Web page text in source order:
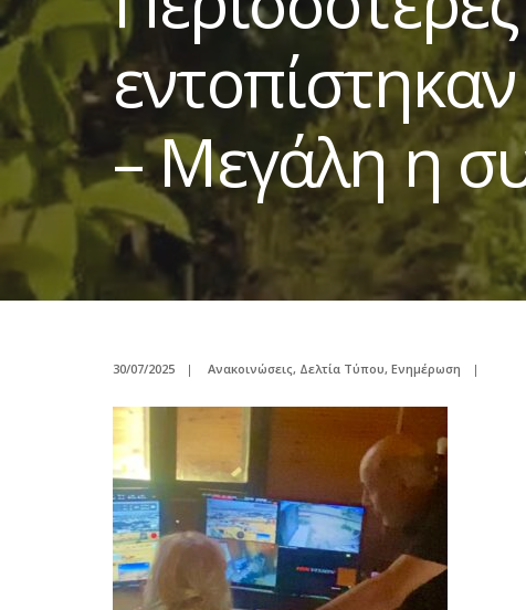
– Μεγάλη η
30/07/2025 | Ανακοινώσεις, Δελτία Τύπου, Ενημέρωση |